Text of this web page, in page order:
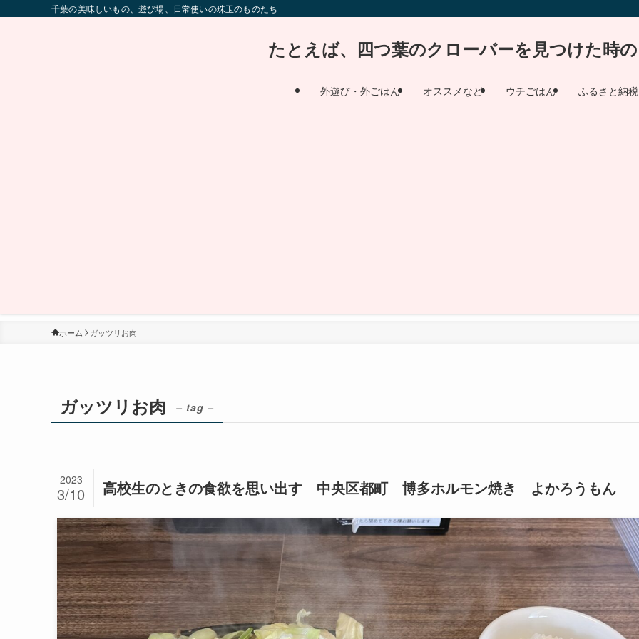
千葉の美味しいもの、遊び場、日常使いの珠玉のものたち
たとえば、四つ葉のクローバーを見つけた時
外遊び・外ごはん オススメなど ウチごはん ふるさと納税
ホーム ガッツリお肉
ガッツリお肉 – tag –
高校生のときの食欲を思い出す 中央区都町 博多ホルモン焼き よかろうもん
2023
3/10